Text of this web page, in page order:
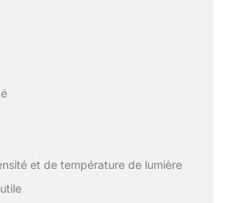
et de température de lumière